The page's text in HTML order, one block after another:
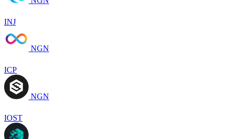
INJ
NGN
ICP
NGN
IOST